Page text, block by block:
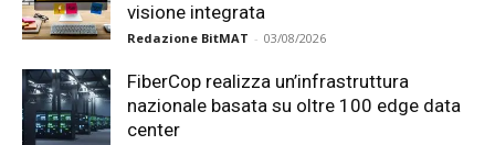
visione integrata
Redazione BitMAT - 03/08/2026
FiberCop realizza un’infrastruttura
nazionale basata su oltre 100 edge data
center